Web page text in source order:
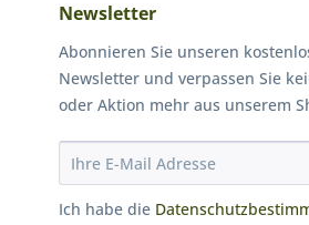
Newsletter
Abonnieren Sie unseren
Newsletter und verpassen Sie
oder Aktion mehr aus unserem
Ich habe die